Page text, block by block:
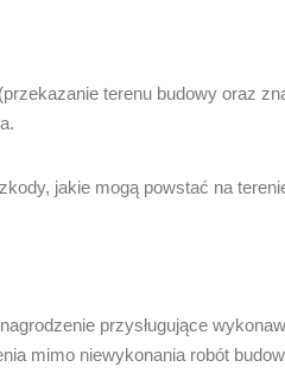
terenu budowy oraz
jakie mogą powstać na
przysługujące
mimo niewykonania robót